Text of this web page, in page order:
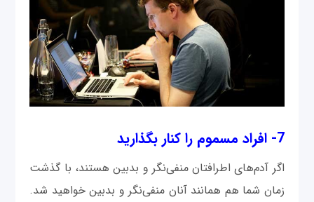
7- افراد مسموم را کنار بگذارید
اگر آدم‌های اطرافتان منفی‌نگر و بدبین هستند، با گذشت
زمان شما هم همانند آنان منفی‌نگر و بدبین خواهید شد.